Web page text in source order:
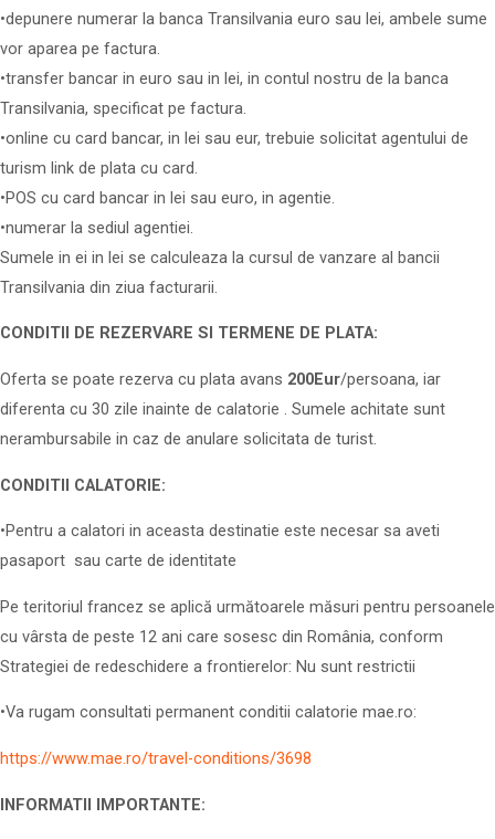
•depunere numerar la banca Transilvania euro sau lei, ambele sume
vor aparea pe factura.
•transfer bancar in euro sau in lei, in contul nostru de la banca
Transilvania, specificat pe factura.
•online cu card bancar, in lei sau eur, trebuie solicitat agentului de
turism link de plata cu card.
•POS cu card bancar in lei sau euro, in agentie.
•numerar la sediul agentiei.
Sumele in ei in lei se calculeaza la cursul de vanzare al bancii
Transilvania din ziua facturarii.
CONDITII DE REZERVARE SI TERMENE DE PLATA:
Oferta se poate rezerva cu plata avans 200Eur/persoana, iar
diferenta cu 30 zile inainte de calatorie . Sumele achitate sunt
nerambursabile in caz de anulare solicitata de turist.
CONDITII CALATORIE:
•Pentru a calatori in aceasta destinatie este necesar sa aveti
pasaport sau carte de identitate
Pe teritoriul francez se aplică următoarele măsuri pentru persoanele
cu vârsta de peste 12 ani care sosesc din România, conform
Strategiei de redeschidere a frontierelor: Nu sunt restrictii
•Va rugam consultati permanent conditii calatorie mae.ro:
https://www.mae.ro/travel-conditions/3698
INFORMATII IMPORTANTE: